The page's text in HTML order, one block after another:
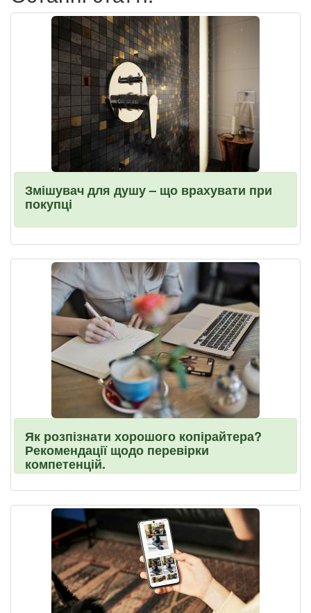
Змішувач для душу – що врахувати при
покупці
Як розпізнати хорошого копірайтера?
Рекомендації щодо перевірки
компетенцій.